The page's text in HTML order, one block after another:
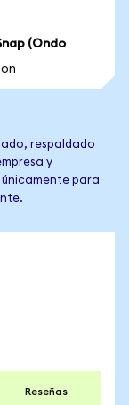
(Ondo
respaldado
y
para
Reseñas